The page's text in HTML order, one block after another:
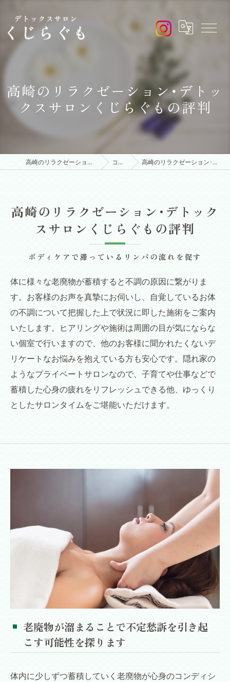
高崎のリラクゼーション･デトッ
クスサロンくじらぐもの評判
高崎のリラクゼーションはデトックスサロンくじらぐも コンセプト 高崎のリラクゼーション･デトックスサロンくじらぐもの評判
ボディケアで滞っているリンパの流れを促す
高崎のリラクゼーション･デトック
スサロンくじらぐもの評判
体に様々な老廃物が蓄積すると不調の原因に繋がりま
す。お客様のお声を真摯にお伺いし、自覚しているお体
の不調について把握した上で状況に即した施術をご案内
いたします。ヒアリングや施術は周囲の目が気にならな
い個室で行いますので、他のお客様に聞かれたくないデ
リケートなお悩みを抱えている方も安心です。隠れ家の
ようなプライベートサロンなので、子育てや仕事などで
蓄積した心身の疲れをリフレッシュできる他、ゆっくり
としたサロンタイムをご堪能いただけます。
老廃物が溜まることで不定愁訴を引き起
こす可能性を探ります
体内に少しずつ蓄積していく老廃物が心身のコンディシ